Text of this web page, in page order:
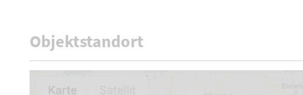
Objektstandort